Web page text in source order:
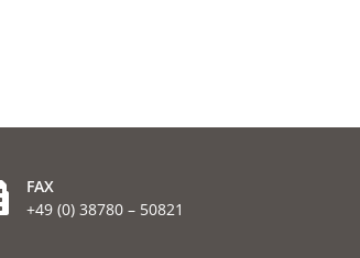
FAX
+49 (0) 38780 – 50821